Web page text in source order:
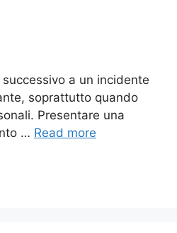
a un incidente
soprattutto quando
Presentare una
… Read more